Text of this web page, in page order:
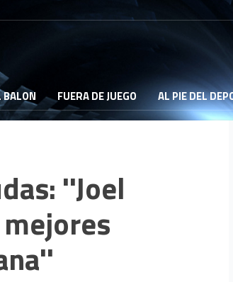
FUERA DE JUEGO AL PIE DEL
''Joel